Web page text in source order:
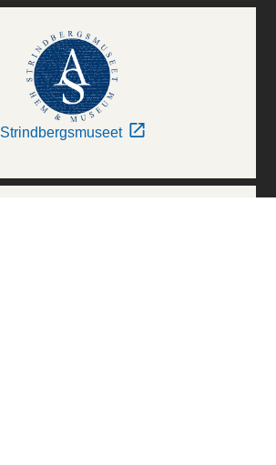
Strindbergsmuseet